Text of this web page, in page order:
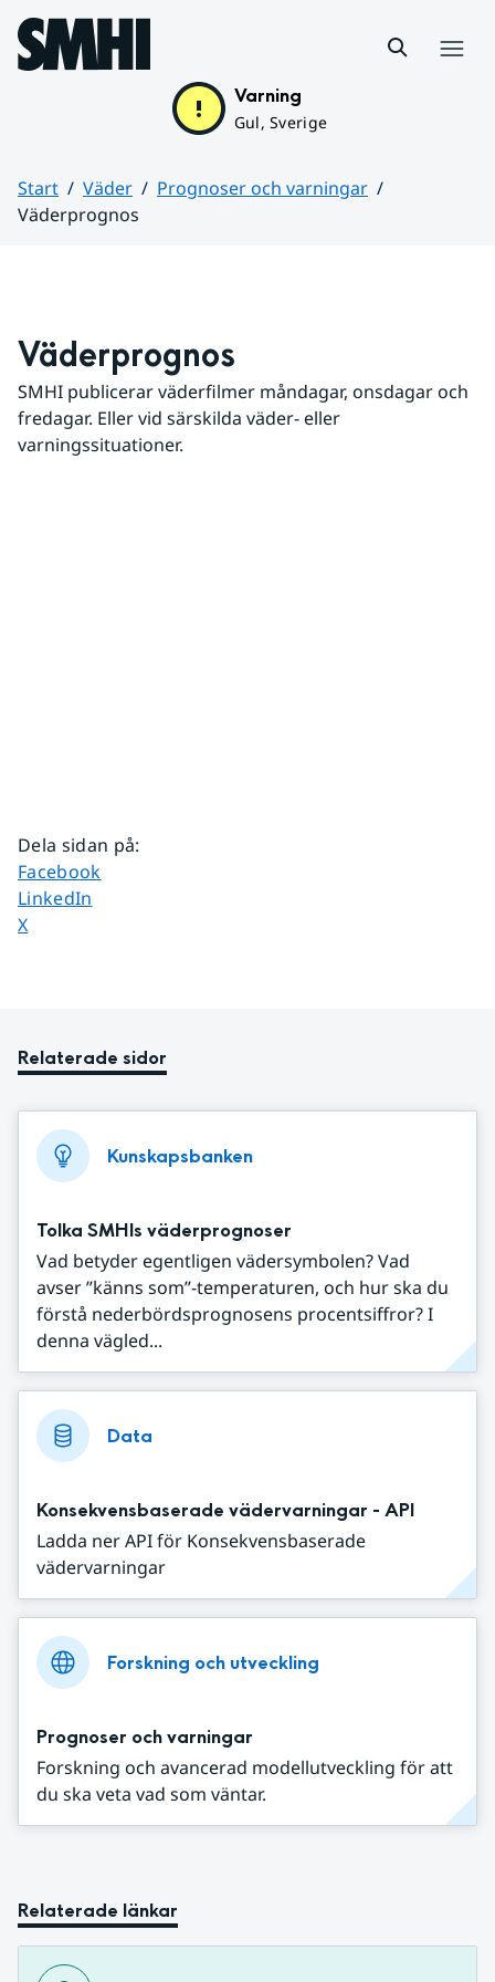
Hoppa till sidans innehåll
Varning
Gul, Sverige
Start Väder
Prognoser och varningar
Väderprognos
Väderprognos
SMHI publicerar väderfilmer måndagar, onsdagar och
fredagar. Eller vid särskilda väder- eller
varningssituationer.
Dela sidan på:
Dela sidan på
Facebook
Dela sidan på
LinkedIn
Dela sidan på
X
Relaterade sidor
Kunskapsbanken
Tolka SMHIs väderprognoser
Vad betyder egentligen vädersymbolen? Vad
avser ”känns som”-temperaturen, och hur ska du
förstå nederbördsprognosens procentsiffror? I
denna vägled...
Data
Konsekvensbaserade vädervarningar - API
Ladda ner API för Konsekvensbaserade
vädervarningar
Forskning och utveckling
Prognoser och varningar
Forskning och avancerad modellutveckling för att
du ska veta vad som väntar.
Relaterade länkar